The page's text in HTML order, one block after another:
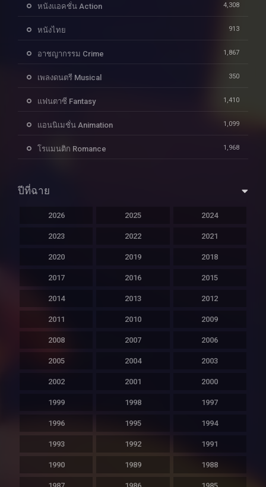
หนังแอคชั่น Action 4,308
หนังไทย 913
อาชญากรรม Crime 1,867
เพลงดนตรี Musical 350
แฟนตาซี Fantasy 1,410
แอนนิเมชั่น Animation 1,099
โรแมนติก Romance 1,968
ปีที่ฉาย
2026 2025 2024
2023 2022 2021
2020 2019 2018
2017 2016 2015
2014 2013 2012
2011 2010 2009
2008 2007 2006
2005 2004 2003
2002 2001 2000
1999 1998 1997
1996 1995 1994
1993 1992 1991
1990 1989 1988